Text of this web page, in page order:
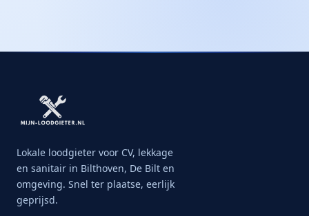
Lokale loodgieter voor CV, lekkage
en sanitair in Bilthoven, De Bilt en
omgeving. Snel ter plaatse, eerlijk
geprijsd.